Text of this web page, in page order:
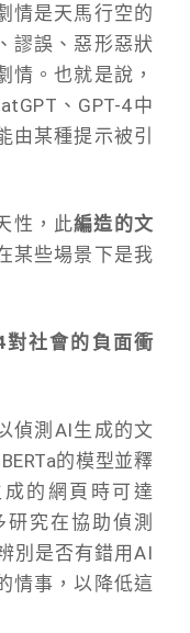
情是天馬行空的
謬誤、惡形惡狀
情。也就是說，
、GPT-4中
由某種提示被引
性，此編造的文
某些場景下是我
對社會的負面衝
偵測AI生成的文
的模型並釋
的網頁時可達
究在協助偵測
別是否有錯用AI
情事，以降低這